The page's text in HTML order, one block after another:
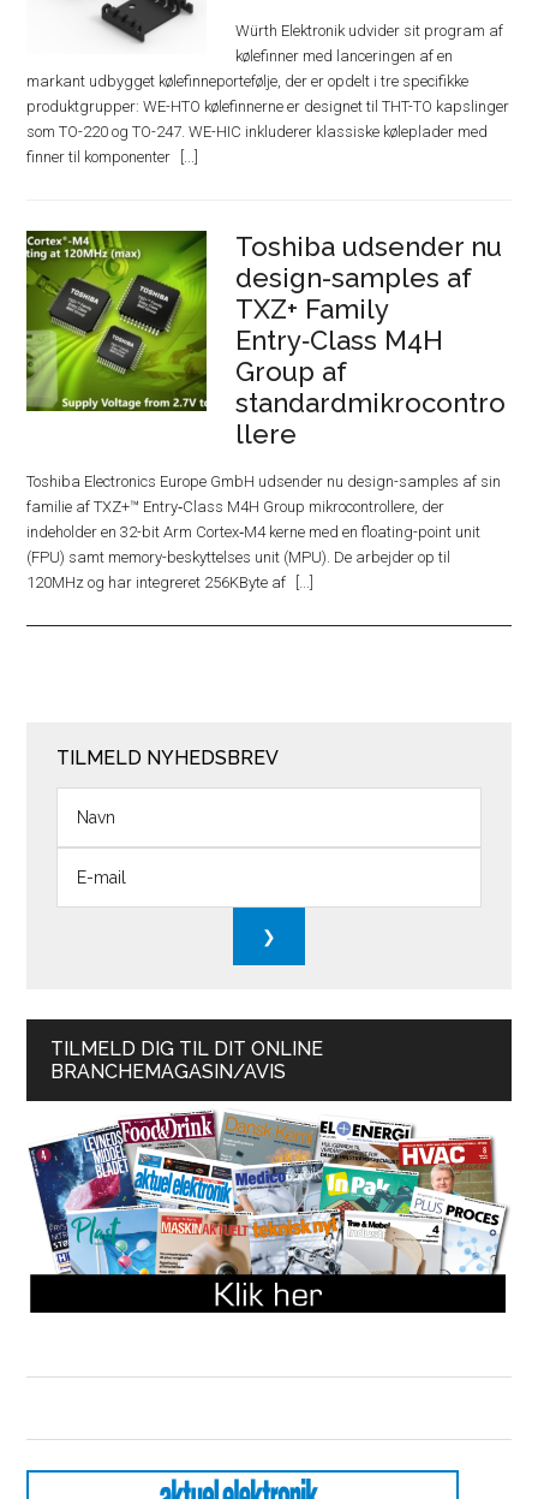
Würth Elektronik udvider sit program af
kølefinner med lanceringen af en
markant udbygget kølefinneportefølje, der er opdelt i tre specifikke
produktgrupper: WE-HTO kølefinnerne er designet til THT-TO kapslinger
som TO-220 og TO-247. WE-HIC inkluderer klassiske køleplader med
finner til komponenter
Toshiba udsender nu
design-samples af
TXZ+ Family
Entry‑Class M4H
Group af
standardmikrocontro
llere
Toshiba Electronics Europe GmbH udsender nu design-samples af sin
familie af TXZ+™ Entry‑Class M4H Group mikrocontrollere, der
indeholder en 32-bit Arm Cortex‑M4 kerne med en floating-point unit
(FPU) samt memory-beskyttelses unit (MPU). De arbejder op til
120MHz og har integreret 256KByte af
TILMELD NYHEDSBREV
TILMELD DIG TIL DIT ONLINE
BRANCHEMAGASIN/AVIS